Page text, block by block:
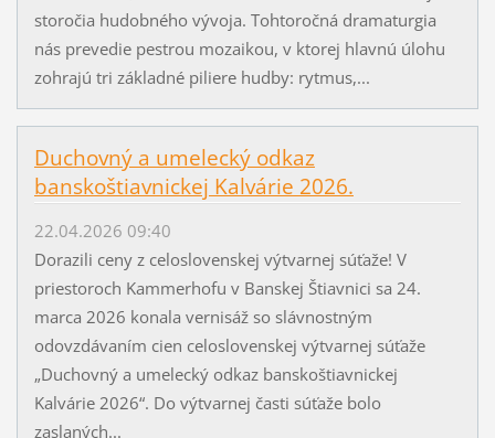
storočia hudobného vývoja. Tohtoročná dramaturgia
nás prevedie pestrou mozaikou, v ktorej hlavnú úlohu
zohrajú tri základné piliere hudby: rytmus,...
Duchovný a umelecký odkaz
banskoštiavnickej Kalvárie 2026.
22.04.2026 09:40
Dorazili ceny z celoslovenskej výtvarnej súťaže! V
priestoroch Kammerhofu v Banskej Štiavnici sa 24.
marca 2026 konala vernisáž so slávnostným
odovzdávaním cien celoslovenskej výtvarnej súťaže
„Duchovný a umelecký odkaz banskoštiavnickej
Kalvárie 2026“. Do výtvarnej časti súťaže bolo
zaslaných...